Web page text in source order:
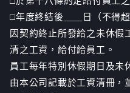
□年度終結後＿＿日（不得
因契約終止所發給之未休假
清之工資，給付給員工。
員工每年特別休假期日及未
由本公司記載於工資清冊，